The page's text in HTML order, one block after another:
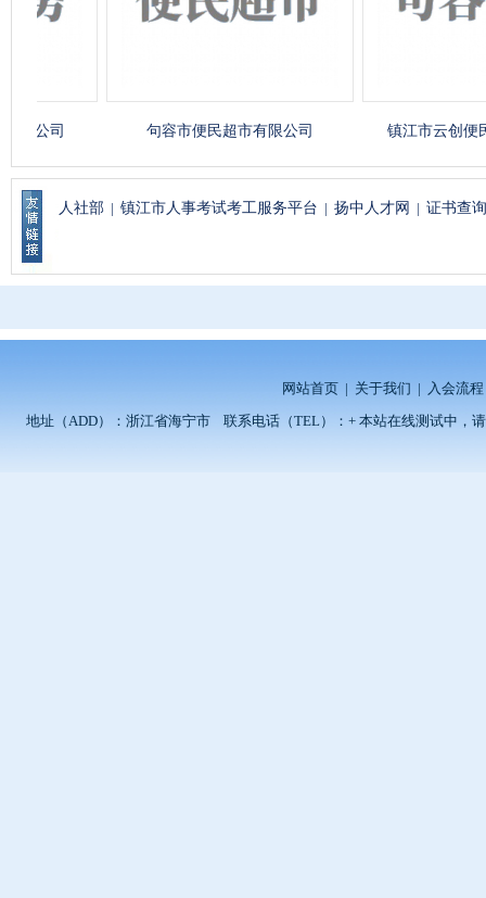
句容市便民超市有限公司 镇江市云创便民超
人社部 | 镇江市人事考试考工服务平台 | 扬中人才网 | 证书查询
网站首页 | 关于我们 | 入会流程
地址（ADD）：浙江省海宁市 联系电话（TEL）：+ 本站在线测试中，